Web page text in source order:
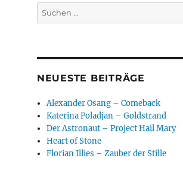
Suchen
nach:
NEUESTE BEITRÄGE
Alexander Osang – Comeback
Katerina Poladjan – Goldstrand
Der Astronaut – Project Hail Mary
Heart of Stone
Florian Illies – Zauber der Stille